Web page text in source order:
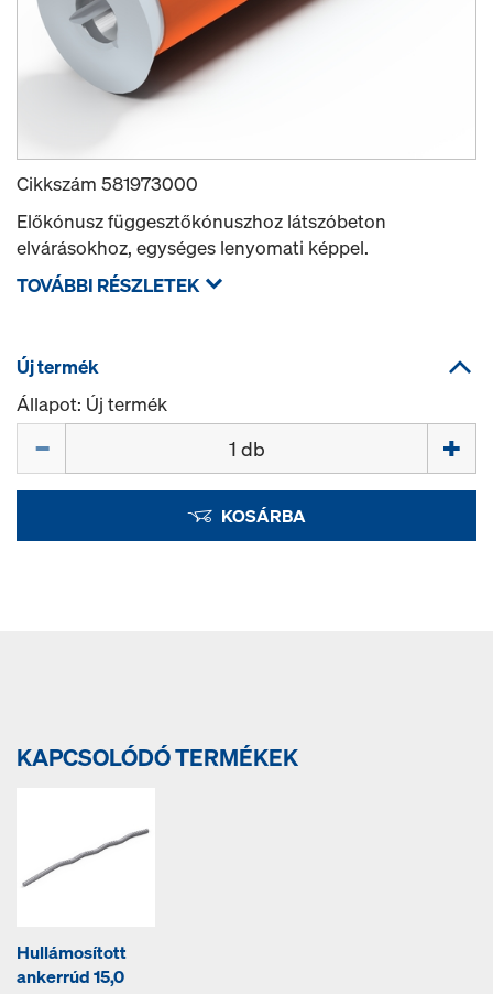
Cikkszám 581973000
Előkónusz függesztőkónuszhoz látszóbeton
elvárásokhoz, egységes lenyomati képpel.
TOVÁBBI RÉSZLETEK
Új termék
Állapot: Új termék
KOSÁRBA
KAPCSOLÓDÓ TERMÉKEK
Hullámosított
ankerrúd 15,0